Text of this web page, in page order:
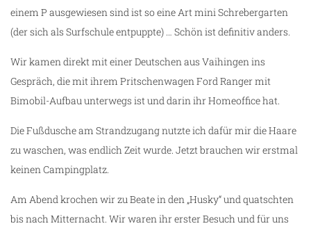
einem P ausgewiesen sind ist so eine Art mini Schrebergarten
(der sich als Surfschule entpuppte) … Schön ist definitiv anders.
Wir kamen direkt mit einer Deutschen aus Vaihingen ins
Gespräch, die mit ihrem Pritschenwagen Ford Ranger mit
Bimobil-Aufbau unterwegs ist und darin ihr Homeoffice hat.
Die Fußdusche am Strandzugang nutzte ich dafür mir die Haare
zu waschen, was endlich Zeit wurde. Jetzt brauchen wir erstmal
keinen Campingplatz.
Am Abend krochen wir zu Beate in den „Husky“ und quatschten
bis nach Mitternacht. Wir waren ihr erster Besuch und für uns